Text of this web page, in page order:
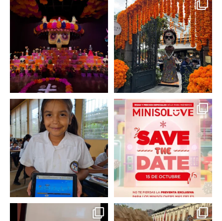
A partir de hoy miercoles
23 de octubre y hasta el...
2 0
No te pierdas la exhibición
de @menchaca.studio...
2 0
En un contexto donde
muchas niñas y
adolescentes...
0 0
La temporada navideña
llegó a @minisomexico...
2 0
Hoy sábado 28 de
Este fin de semana no te